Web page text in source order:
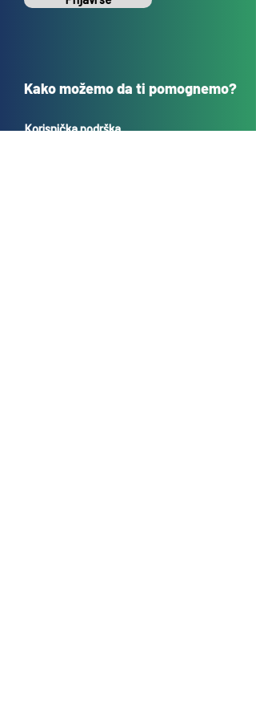
Kako možemo da ti pomognemo?
Korisnička podrška